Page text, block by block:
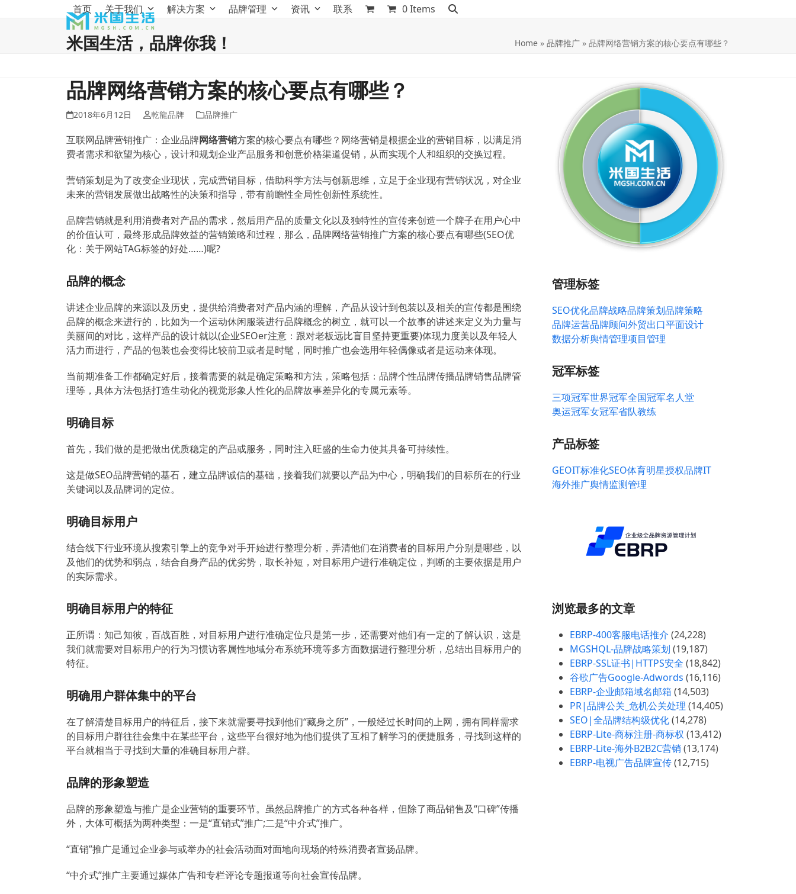
首页 关于我们 解决方案 品牌管理 资讯 联系 0 Items
米国生活，品牌你我！ Home » 品牌推广 » 品牌网络营销方案的核心要点有哪些？
品牌网络营销方案的核心要点有哪些？
2018年6月12日 乾龍品牌 品牌推广
互联网品牌营销推广：企业品牌网络营销方案的核心要点有哪些？网络营销是根据企业的营销目标，以满足消
费者需求和欲望为核心，设计和规划企业产品服务和创意价格渠道促销，从而实现个人和组织的交换过程。
营销策划是为了改变企业现状，完成营销目标，借助科学方法与创新思维，立足于企业现有营销状况，对企业
未来的营销发展做出战略性的决策和指导，带有前瞻性全局性创新性系统性。
品牌营销就是利用消费者对产品的需求，然后用产品的质量文化以及独特性的宣传来创造一个牌子在用户心中
的价值认可，最终形成品牌效益的营销策略和过程，那么，品牌网络营销推广方案的核心要点有哪些(SEO优
化：关于网站TAG标签的好处……)呢?
品牌的概念
讲述企业品牌的来源以及历史，提供给消费者对产品内涵的理解，产品从设计到包装以及相关的宣传都是围绕
品牌的概念来进行的，比如为一个运动休闲服装进行品牌概念的树立，就可以一个故事的讲述来定义为力量与
美丽间的对比，这样产品的设计就以(企业SEOer注意：跟对老板远比盲目坚持更重要)体现力度美以及年轻人
活力而进行，产品的包装也会变得比较前卫或者是时髦，同时推广也会选用年轻偶像或者是运动来体现。
当前期准备工作都确定好后，接着需要的就是确定策略和方法，策略包括：品牌个性品牌传播品牌销售品牌管
理等，具体方法包括打造生动化的视觉形象人性化的品牌故事差异化的专属元素等。
明确目标
首先，我们做的是把做出优质稳定的产品或服务，同时注入旺盛的生命力使其具备可持续性。
这是做SEO品牌营销的基石，建立品牌诚信的基础，接着我们就要以产品为中心，明确我们的目标所在的行业
关键词以及品牌词的定位。
明确目标用户
结合线下行业环境从搜索引擎上的竞争对手开始进行整理分析，弄清他们在消费者的目标用户分别是哪些，以
及他们的优势和弱点，结合自身产品的优劣势，取长补短，对目标用户进行准确定位，判断的主要依据是用户
的实际需求。
明确目标用户的特征
正所谓：知己知彼，百战百胜，对目标用户进行准确定位只是第一步，还需要对他们有一定的了解认识，这是
我们就需要对目标用户的行为习惯访客属性地域分布系统环境等多方面数据进行整理分析，总结出目标用户的
特征。
明确用户群体集中的平台
在了解清楚目标用户的特征后，接下来就需要寻找到他们“藏身之所”，一般经过长时间的上网，拥有同样需求
的目标用户群往往会集中在某些平台，这些平台很好地为他们提供了互相了解学习的便捷服务，寻找到这样的
平台就相当于寻找到大量的准确目标用户群。
品牌的形象塑造
品牌的形象塑造与推广是企业营销的重要环节。虽然品牌推广的方式各种各样，但除了商品销售及“口碑”传播
外，大体可概括为两种类型：一是“直销式”推广;二是“中介式”推广。
“直销”推广是通过企业参与或举办的社会活动面对面地向现场的特殊消费者宣扬品牌。
“中介式”推广主要通过媒体广告和专栏评论专题报道等向社会宣传品牌。
管理标签
SEO优化品牌战略品牌策划品牌策略
品牌运营品牌顾问外贸出口平面设计
数据分析舆情管理项目管理
冠军标签
三项冠军世界冠军全国冠军名人堂
奥运冠军女冠军省队教练
产品标签
GEOIT标准化SEO体育明星授权品牌IT
海外推广舆情监测管理
浏览最多的文章
EBRP-400客服电话推介 (24,228)
MGSHQL-品牌战略策划 (19,187)
EBRP-SSL证书|HTTPS安全 (18,842)
谷歌广告Google-Adwords (16,116)
EBRP-企业邮箱域名邮箱 (14,503)
PR|品牌公关_危机公关处理 (14,405)
SEO|全品牌结构级优化(14,278)
EBRP-Lite-商标注册-商标权 (13,412)
EBRP-Lite-海外B2B2C营销 (13,174)
EBRP-电视广告品牌宣传(12,715)